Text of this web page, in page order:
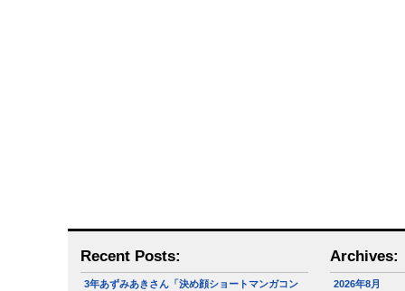
Recent Posts:
3年あずみあきさん「決め顔ショートマンガコン
Archives:
2026年8月